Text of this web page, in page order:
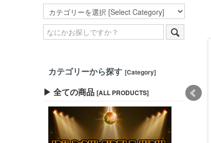
カテゴリーから探す [Category]
▶ 全ての商品 [ALL PRODUCTS]